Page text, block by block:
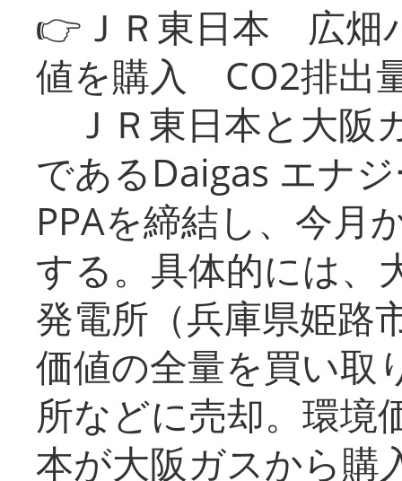
👉ＪＲ東日本 広畑
値を購入 CO2排出
ＪＲ東日本と大阪
であるDaigas エナ
PPAを締結し、今月
する。具体的には、
発電所（兵庫県姫路
価値の全量を買い取
所などに売却。環境
本が大阪ガスから購